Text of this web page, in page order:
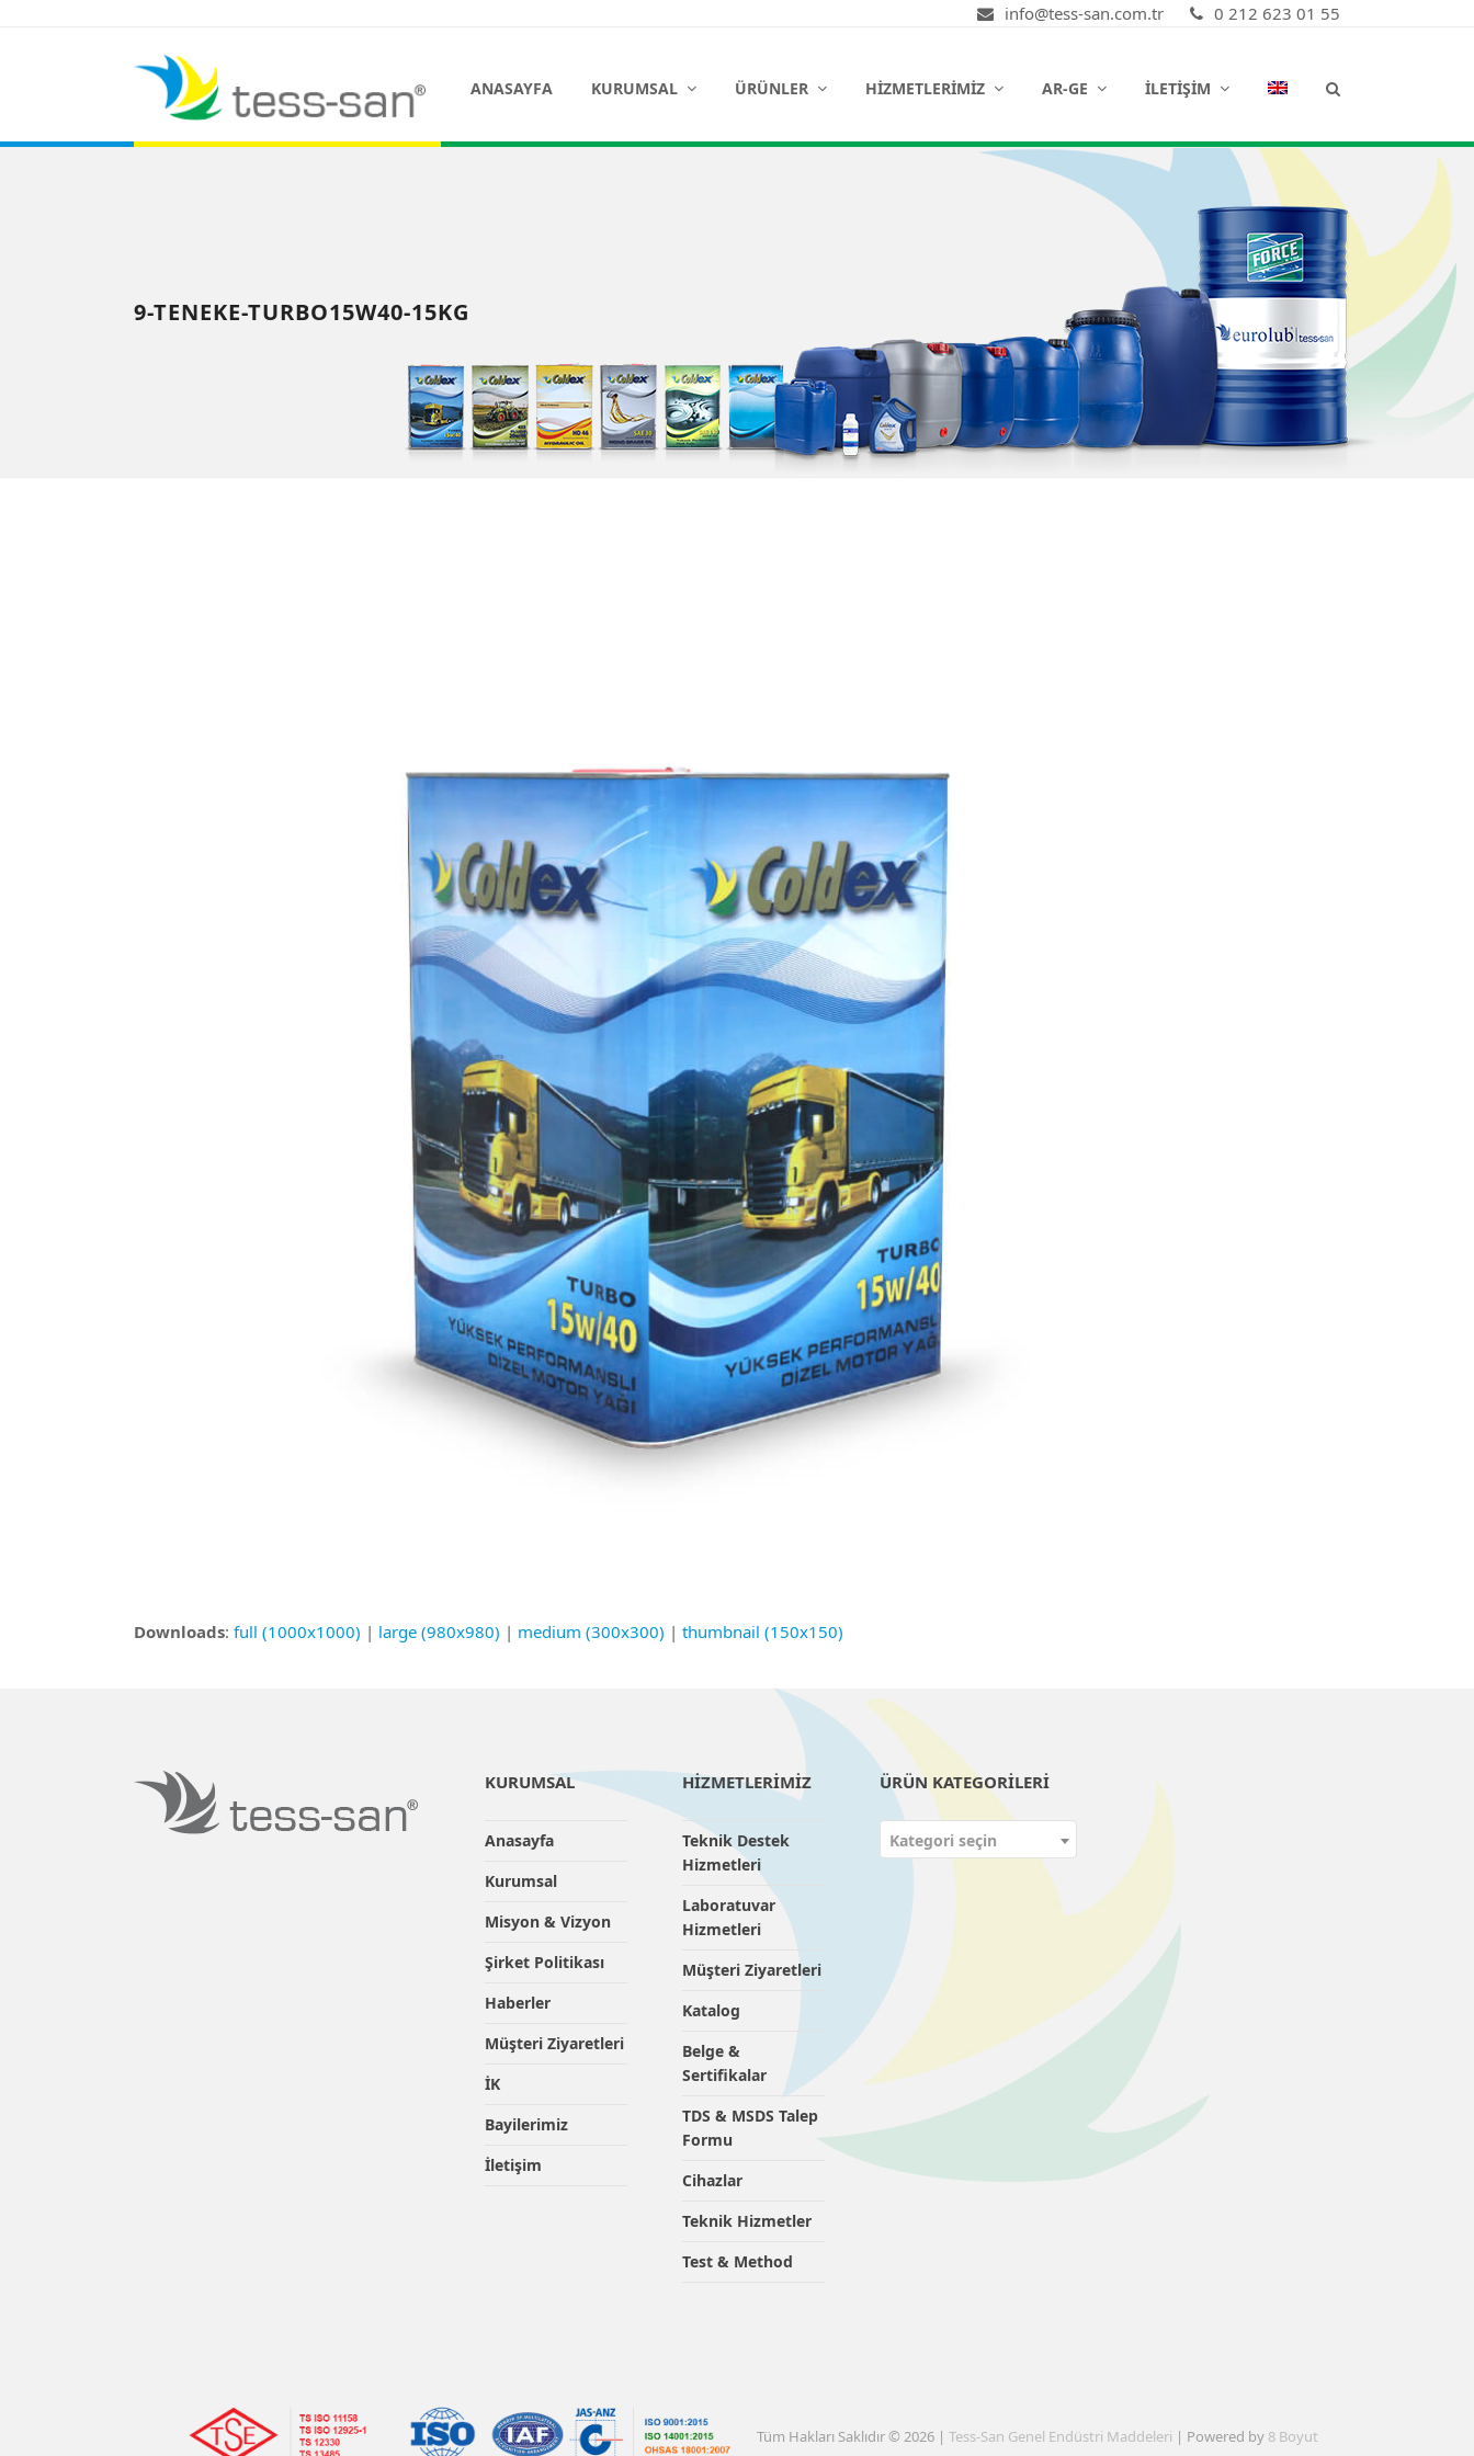
info@tess-san.com.tr 0 212 623 01 55
ANASAYFA KURUMSAL ÜRÜNLER HIZMETLERIMIZ AR-GE İLETIŞIM
9-TENEKE-TURBO15W40-15KG
Downloads: full (1000x1000) | large (980x980) | medium (300x300) | thumbnail (150x150)
KURUMSAL
Anasayfa
Kurumsal
Misyon & Vizyon
Şirket Politikası
Haberler
Müşteri Ziyaretleri
İK
Bayilerimiz
İletişim
HİZMETLERİMİZ
Teknik Destek
Hizmetleri
Laboratuvar
Hizmetleri
Müşteri Ziyaretleri
Katalog
Belge &
Sertifikalar
TDS & MSDS Talep
Formu
Cihazlar
Teknik Hizmetler
Test & Method
ÜRÜN KATEGORILERI
Kategori seçin
Tüm Hakları Saklıdır © 2026 | Tess-San Genel Endüstri Maddeleri | Powered by 8 Boyut